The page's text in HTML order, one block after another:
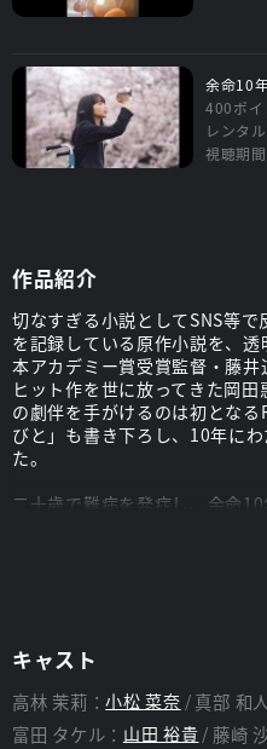
余命10
400ポイ
レンタ
視聴期
作品紹介
切なすぎる小説としてSNS等
を記録している原作小説を、
本アカデミー賞受賞監督・藤
ヒット作を世に放ってきた岡
の劇伴を手がけるのは初とな
びと」も書き下ろし、10年に
た。
二十歳で難病を発症し、余命
奈。茉莉と恋に落ち、その運
じたのは坂口健太郎。初共演
文庫化を待たずして亡くなっ
約一年に渡って四季を撮り続
に映し出し、誰もが経験する「
しさを伝えてくれる、この春一
キャスト
高林 茉莉：小松 菜奈 真部 和
富田 タケル： 山田 裕貴 藤崎